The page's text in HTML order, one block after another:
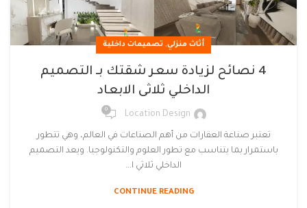
أثاث منزلي, تصميمات داخلية
4 نصائح لزيادة سعر شقتك بـ التصميم
الداخلي ثلاثى الابعاد
Location Design
0
تعتبر صناعة العقارات من أهم الصناعات في العالم، وهي تتطور
باستمرار بما يتناسب مع تطور العلوم والتكنولوجيا. ويعد التصميم
الداخلي ثلاثي ا...
CONTINUE READING